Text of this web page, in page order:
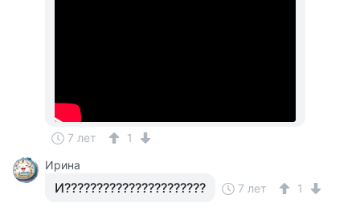
7 лет
1
Ирина
И?????????????????????? 7 лет 1